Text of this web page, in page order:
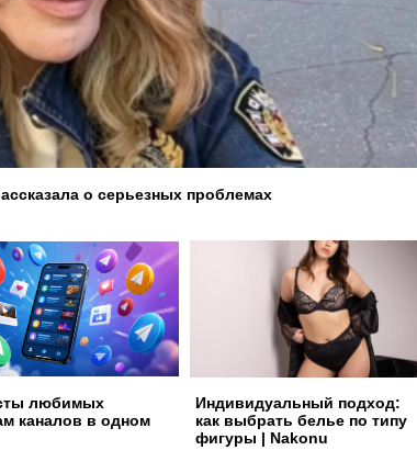
о серьезных проблемах
любимых
каналов в одном
Индивидуальный подход:
как выбрать белье по типу
фигуры | Nakonu